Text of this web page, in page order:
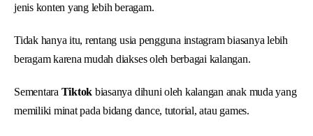
jenis konten yang lebih beragam.
Tidak hanya itu, rentang usia pengguna instagram biasanya lebih
beragam karena mudah diakses oleh berbagai kalangan.
Sementara Tiktok biasanya dihuni oleh kalangan anak muda yang
memiliki minat pada bidang dance, tutorial, atau games.